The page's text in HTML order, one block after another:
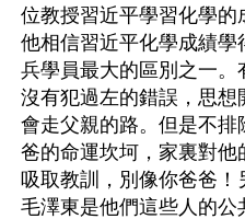
位教授習近平學習化學的
他相信習近平化學成績學
兵學員最大的區別之一。
沒有犯過左的錯誤，思
會走父親的路。但是不
爸的命運坎坷，家裏對
吸取教訓，別像你爸爸！
毛澤東是他們這些人的